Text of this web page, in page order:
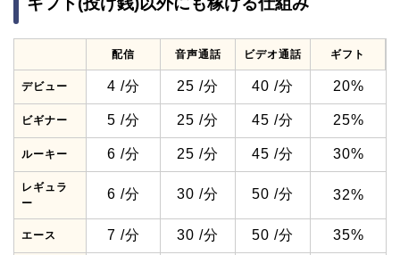
配信 音声通話 ビデオ通話 ギフト
デビュー 4 /分 25 /分 40 /分 20%
ビギナー 5 /分 25 /分 45 /分 25%
ルーキー 6 /分 25 /分 45 /分 30%
レギュラ
ー
6 /分 30 /分 50 /分 32%
エース 7 /分 30 /分 50 /分 35%